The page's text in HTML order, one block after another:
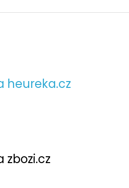
heureka.cz
zbozi.cz